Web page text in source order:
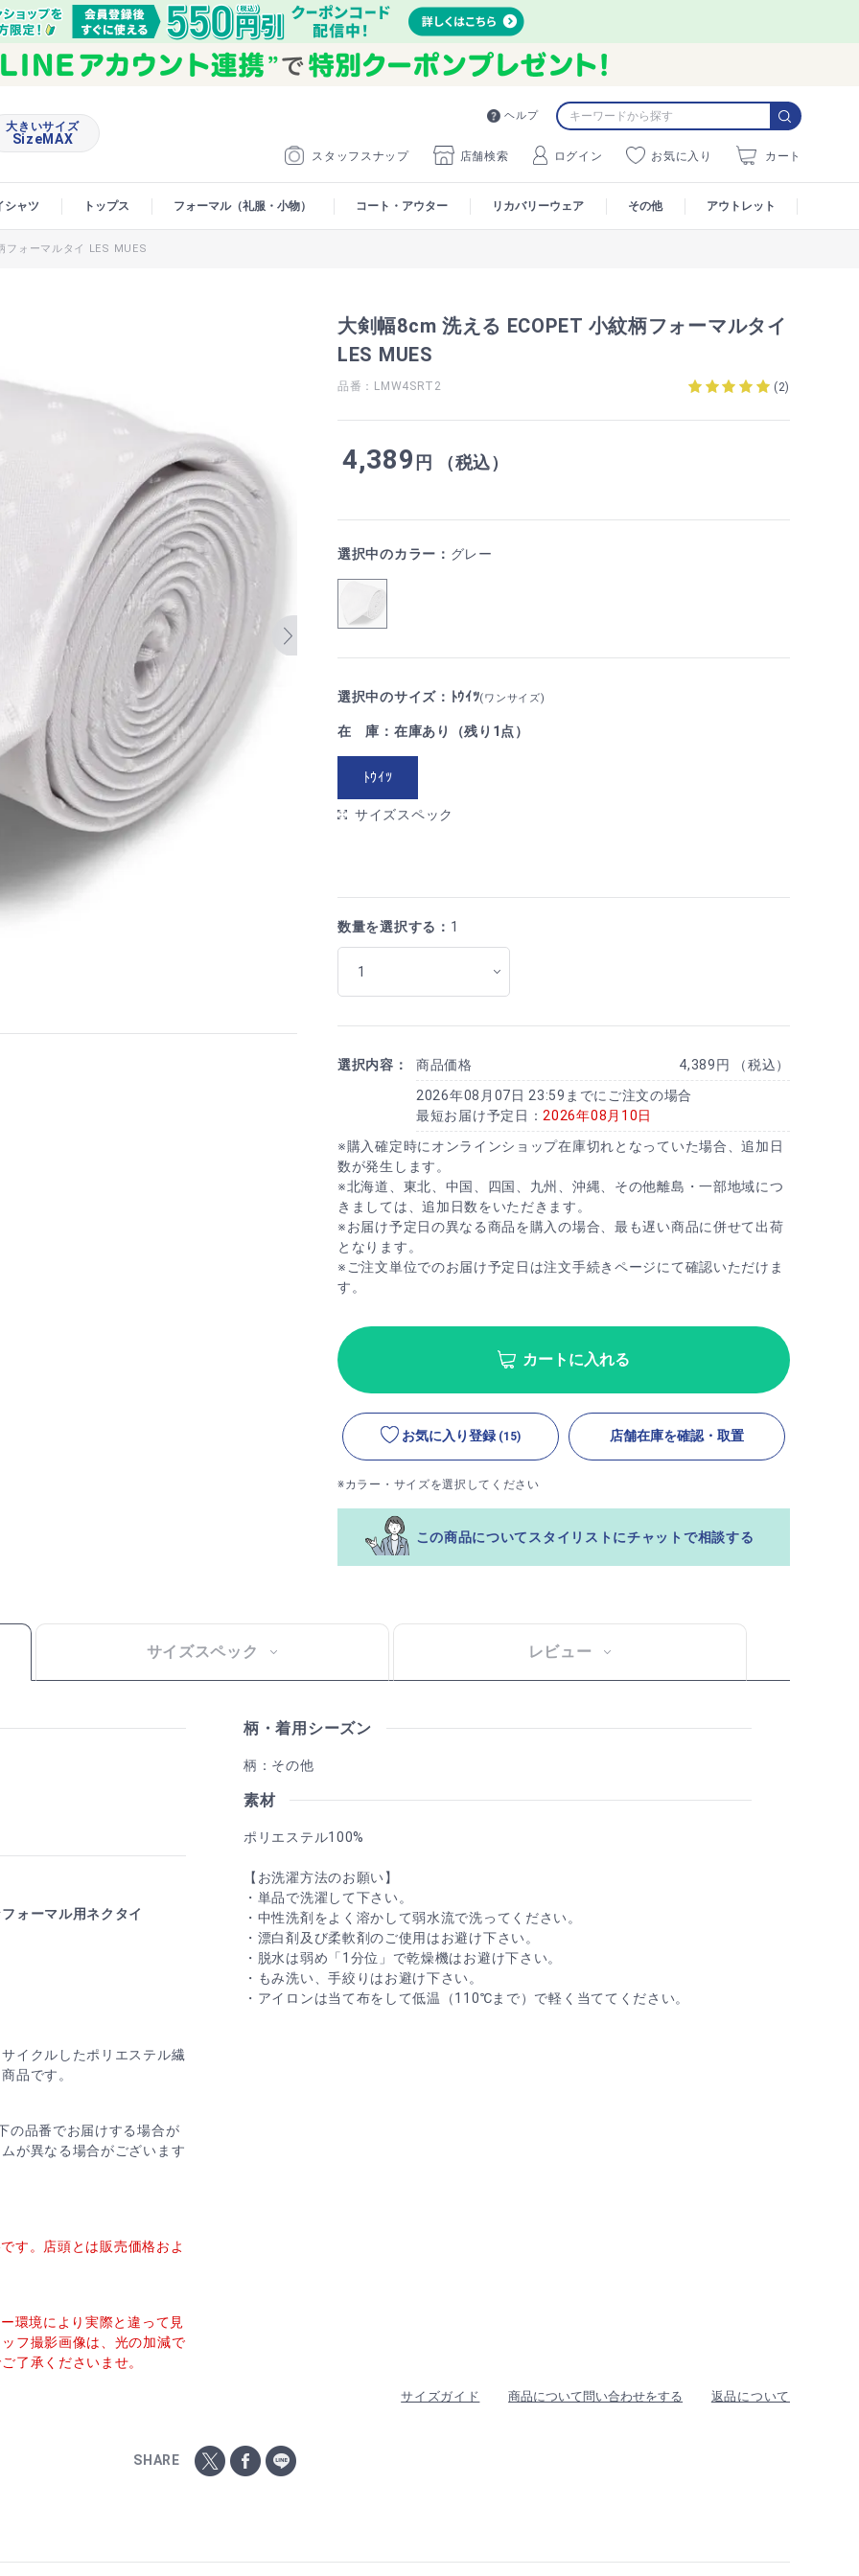
ヘルプ
スタッフスナップ 店舗検索 ログイン お気に入り カート
大きいサイズ
SizeMAX
シャツ トップス フォーマル（礼服・小物） コート・アウター リカバリーウェア その他 アウトレット
フォーマルタイ LES MUES
大剣幅8cm 洗える ECOPET 小紋柄フォーマルタイ
LES MUES
品番：LMW4SRT2 (2)
4,389 円 （税込）
選択中のカラー： グレー
選択中のサイズ：ﾄｳｲﾂ(ワンサイズ)
在 庫：在庫あり（残り1点）
ﾄｳｲﾂ
サイズスペック
数量を選択する： 1
選択内容： 商品価格
4,389円 （税込）
2026年08月07日 23:59までにご注文の場合
最短お届け予定日： 2026年08月10日
※購入確定時にオンラインショップ在庫切れとなっていた場合、追加日
数が発生します。
※北海道、東北、中国、四国、九州、沖縄、その他離島・一部地域につ
きましては、追加日数をいただきます。
※お届け予定日の異なる商品を購入の場合、最も遅い商品に併せて出荷
となります。
※ご注文単位でのお届け予定日は注文手続きページにて確認いただけま
す。
カートに入れる
お気に入り登録 (15) 店舗在庫を確認・取置
※カラー・サイズを選択してください
この商品についてスタイリストにチャットで相談する
サイズスペック レビュー
ォーマル用ネクタイ
イクルしたポリエステル繊
品です。
の品番でお届けする場合が
が異なる場合がございます
す。店頭とは販売価格およ
環境により実際と違って見
フ撮影画像は、光の加減で
了承くださいませ。
柄・着用シーズン
柄：その他
素材
ポリエステル100%
【お洗濯方法のお願い】
・単品で洗濯して下さい。
・中性洗剤をよく溶かして弱水流で洗ってください。
・漂白剤及び柔軟剤のご使用はお避け下さい。
・脱水は弱め「1分位」で乾燥機はお避け下さい。
・もみ洗い、手絞りはお避け下さい。
・アイロンは当て布をして低温（110℃まで）で軽く当ててください。
サイズガイド 商品について問い合わせをする 返品について
SHARE